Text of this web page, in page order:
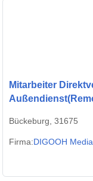
Mitarbeiter
Bückeburg, 31675
Firma:DIGOOH